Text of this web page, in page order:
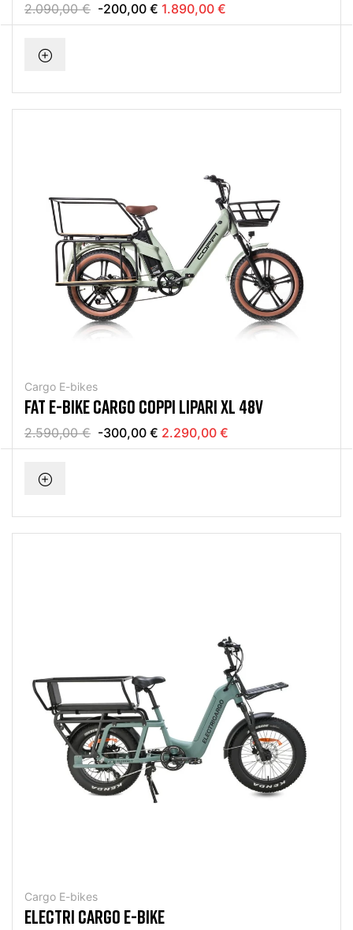
2.090,00 € -200,00 € 1.890,00 €
Cargo E-bikes
FAT E-BIKE CARGO COPPI LIPARI XL 48V
2.590,00 € -300,00 € 2.290,00 €
Cargo E-bikes
ELECTRI CARGO E-BIKE